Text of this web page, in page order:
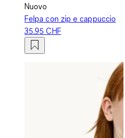
Nuovo
Felpa con zip e cappuccio
35.95 CHF